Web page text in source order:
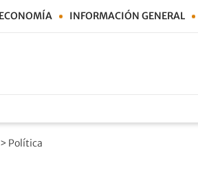
ECONOMÍA INFORMACIÓN GENERAL
> Política